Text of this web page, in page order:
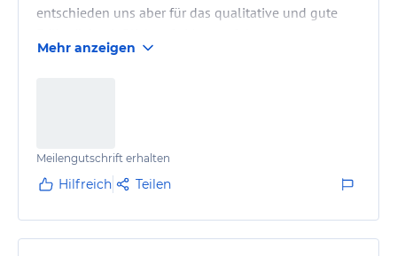
entschieden uns aber für das qualitative und gute
Restaurantterasse. Unter Tags gibts kostenlose Liegen
anbei (Gebührenpflichtig - bei uns…
Mehr anzeigen
Meilengutschrift erhalten
Hilfreich Teilen